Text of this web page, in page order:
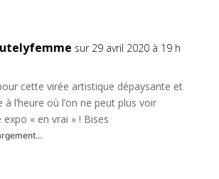
sur 29 avril 2020 à 19 h
cette virée artistique dépaysante et
à l’heure où l’on ne peut plus voir
expo « en vrai » ! Bises